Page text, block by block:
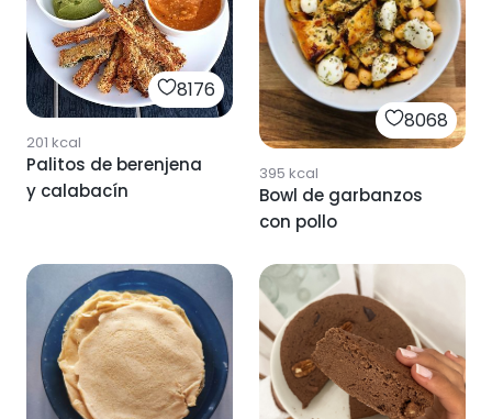
8176
201 kcal
Palitos de berenjena
y calabacín
8068
395 kcal
Bowl de garbanzos
con pollo